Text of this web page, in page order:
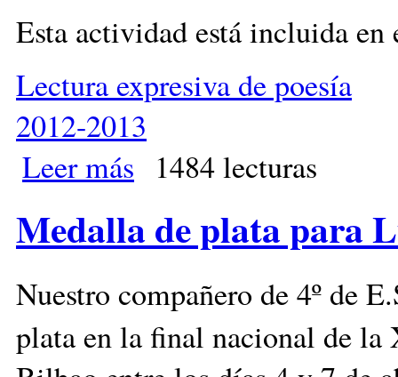
Esta actividad está incluida
Lectura expresiva de poesía
2012-2013
Leer más sobre Final del VIII Concurso de Lectura Expresiva
1484 lecturas
Medalla de plata para
Nuestro compañero de 4º de
plata en la final nacional de